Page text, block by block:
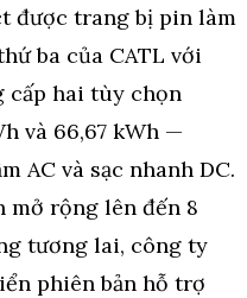
được trang bị pin làm
ba của CATL với
cấp hai tùy chọn
và 66,67 kWh —
AC và sạc nhanh DC.
mở rộng lên đến 8
tương lai, công ty
phiên bản hỗ trợ